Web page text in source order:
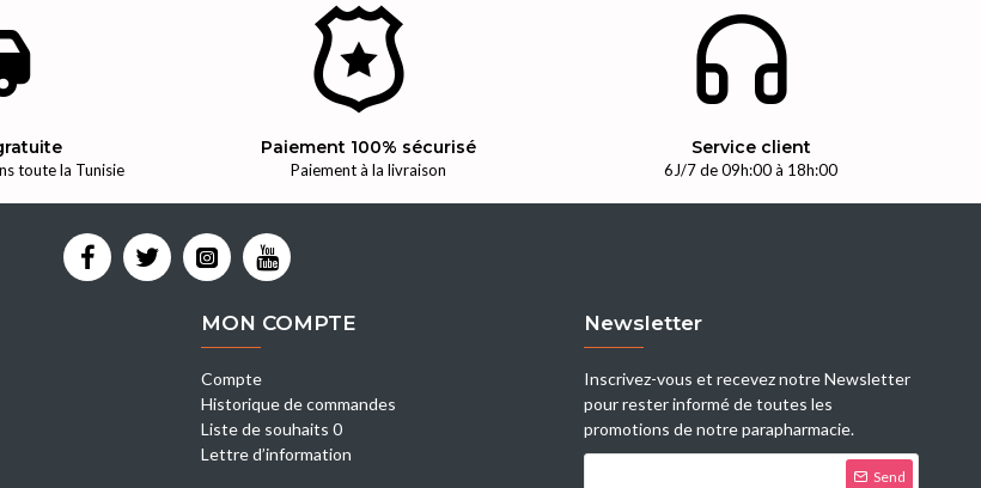
toute la Tunisie
Paiement 100% sécurisé
Paiement à la livraison
Service client
6J/7 de 09h:00 à 18h:00
MON COMPTE
Compte
Historique de commandes
Liste de souhaits 0
Lettre d’information
Newsletter
Inscrivez-vous et recevez notre Newsletter
pour rester informé de toutes les
promotions de notre parapharmacie.
Send